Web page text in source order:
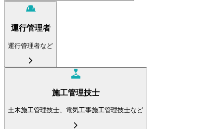
運行管理者
運行管理者など
施工管理技士
土木施工管理技士、電気工事施工管理技士など